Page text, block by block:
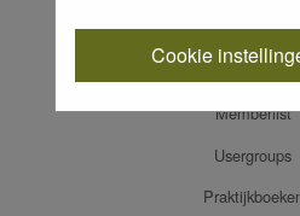
Cookie
FAQ
Memberlist
Usergroups